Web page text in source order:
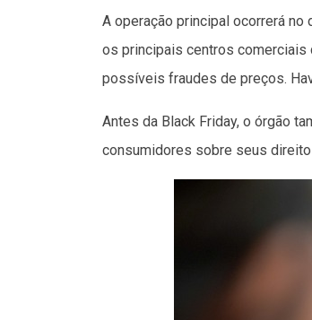
A operação principal ocorrerá no
os principais centros comerciais
possíveis fraudes de preços.
Antes da Black Friday, o órgão
consumidores sobre seus